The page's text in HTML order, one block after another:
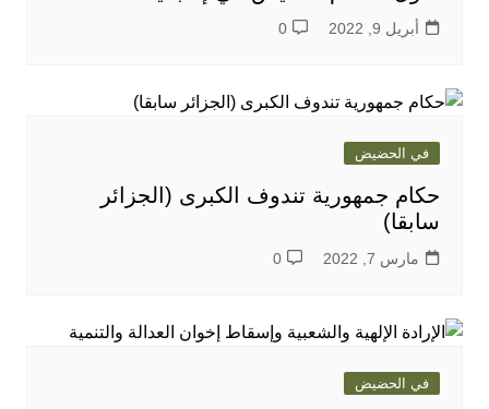
أبريل 9, 2022 0
في الحضيض
حكام جمهورية تندوف الكبرى (الجزائر
سابقا)
مارس 7, 2022 0
في الحضيض